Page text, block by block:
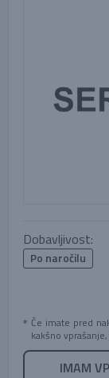
Dobavljivost:
Po naročilu
Če imate pred
kakšno
IMAM